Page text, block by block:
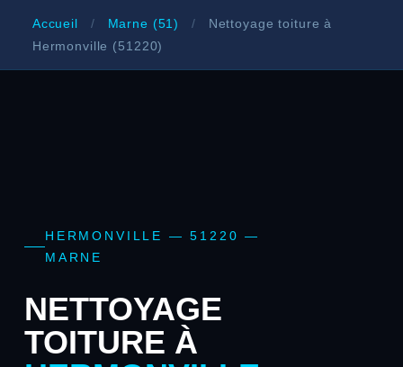
Accueil / Marne (51) /
Nettoyage toiture à
Hermonville (51220)
HERMONVILLE — 51220 —
MARNE
NETTOYAGE
TOITURE À